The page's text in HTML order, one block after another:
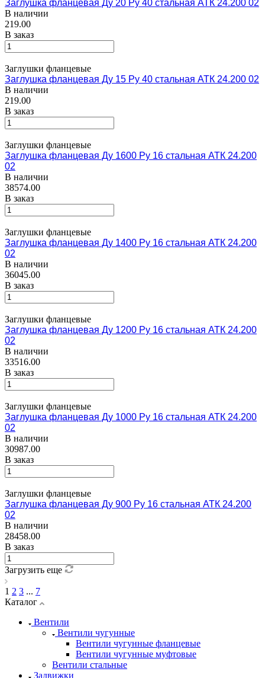
Заглушка фланцевая Ду 20 Ру 40 стальная АТК 24.200 02
В наличии
219.00
В заказ
Заглушки фланцевые
Заглушка фланцевая Ду 15 Ру 40 стальная АТК 24.200 02
В наличии
219.00
В заказ
Заглушки фланцевые
Заглушка фланцевая Ду 1600 Ру 16 стальная АТК 24.200
02
В наличии
38574.00
В заказ
Заглушки фланцевые
Заглушка фланцевая Ду 1400 Ру 16 стальная АТК 24.200
02
В наличии
36045.00
В заказ
Заглушки фланцевые
Заглушка фланцевая Ду 1200 Ру 16 стальная АТК 24.200
02
В наличии
33516.00
В заказ
Заглушки фланцевые
Заглушка фланцевая Ду 1000 Ру 16 стальная АТК 24.200
02
В наличии
30987.00
В заказ
Заглушки фланцевые
Заглушка фланцевая Ду 900 Ру 16 стальная АТК 24.200
02
В наличии
28458.00
В заказ
Загрузить еще
1 2 3 ... 7
Каталог
Вентили
Вентили чугунные
Вентили чугунные фланцевые
Вентили чугунные муфтовые
Вентили стальные
Задвижки